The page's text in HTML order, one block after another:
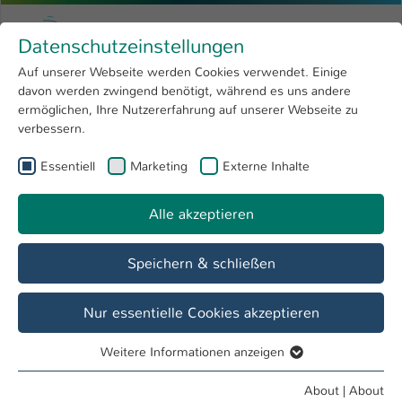
Menu
Research 4
Open submenu
University
International
Skip to main content
University of Applied Sciences
You are here: Referate & Stabsstellen
Referat Digitales und Medien
Datenschutzeinstellungen
Auf unserer Webseite werden Cookies verwendet. Einige
davon werden zwingend benötigt, während es uns andere
ermöglichen, Ihre Nutzererfahrung auf unserer Webseite zu
verbessern.
Essentiell Marketing Externe Inhalte
Alle akzeptieren
Speichern & schließen
Nur essentielle Cookies akzeptieren
Essentielle Cookies werden für grundlegende Funktionen
Weitere Informationen anzeigen
About | About